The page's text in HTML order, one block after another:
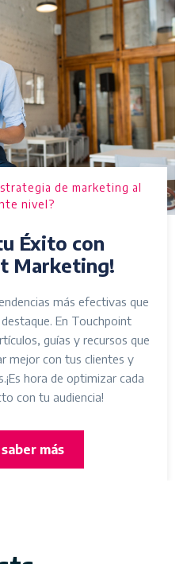
de marketing al
nivel?
Éxito con
Marketing!
más efectivas que
En Touchpoint
guías y recursos que
mejor con tus clientes y
hora de optimizar cada
con tu audiencia!
más